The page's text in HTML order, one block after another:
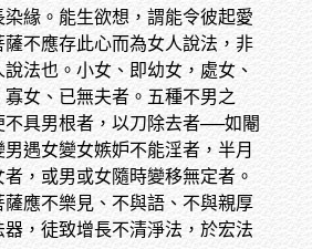
染緣。能生欲想，謂能令彼起愛
薩不應存此心而為女人說法，非
法也。小女、即幼女，處女、
寡女、已無夫者。五種不男之
不具男根者，以刀除去者──如閹
遇女變女嫉妒不能淫者，半月
，或男或女隨時變移無定者。
薩應不樂見、不與語、不與親厚
，徒致增長不清淨法，於宏法